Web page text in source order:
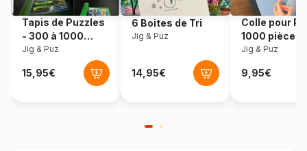
Dimensions 85 x 61 cm
Matière primaire
Format boîte Boîte en carton
Tapis de Puzzles
- 300 à 1000
pièces
Jig & Puz
6 Boites de Tri
Jig & Puz
Colle pour
1000 pièces
Jig & Puz